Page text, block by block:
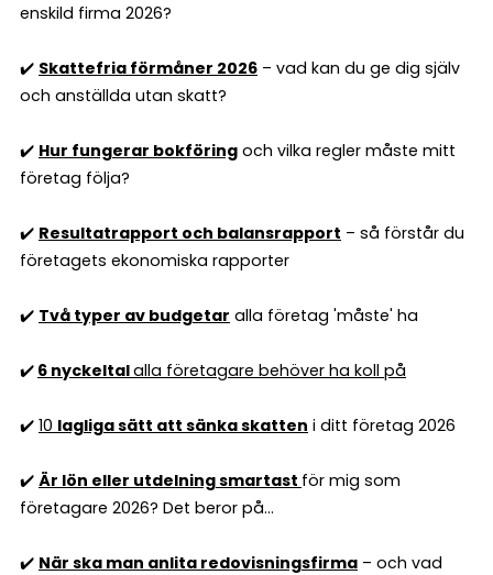
enskild firma 2026?
✔️ Skattefria förmåner 2026 – vad kan du ge dig själv
och anställda utan skatt?
✔️ Hur fungerar bokföring och vilka regler måste mitt
företag följa?
✔️ Resultatrapport och balansrapport – så förstår du
företagets ekonomiska rapporter
✔️ Två typer av budgetar alla företag 'måste' ha
✔️ 6 nyckeltalalla företagare behöver ha koll på
✔️ 10 lagliga sätt att sänka skatten i ditt företag 2026
✔️ Är lön eller utdelning smartast för mig som
företagare 2026? Det beror på...
✔️ När ska man anlita redovisningsfirma – och vad